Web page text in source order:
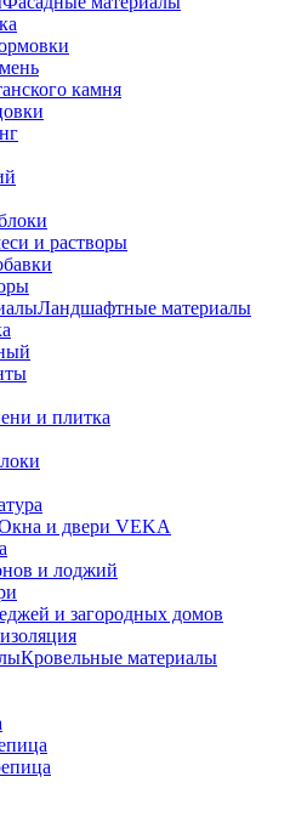
камня
и растворы
Ландшафтные материалы
и плитка
и двери VEKA
и лоджий
и загородных домов
Кровельные материалы